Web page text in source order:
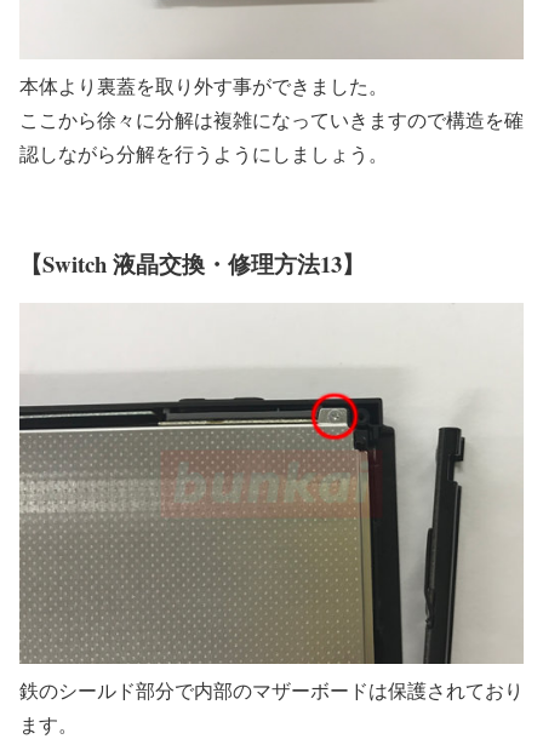
本体より裏蓋を取り外す事ができました。
ここから徐々に分解は複雑になっていきますので構造を確
認しながら分解を行うようにしましょう。
【Switch 液晶交換・修理方法13】
鉄のシールド部分で内部のマザーボードは保護されており
ます。